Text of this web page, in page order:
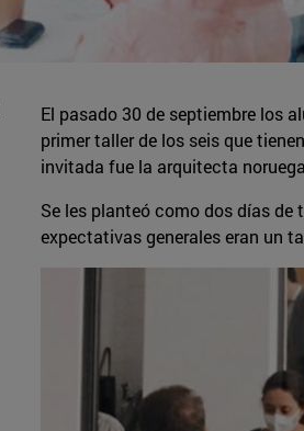
El pasado 30 de septiembre los
primer taller de los seis que
invitada fue la arquitecta noruega
Se les planteó como dos días de
expectativas generales eran un